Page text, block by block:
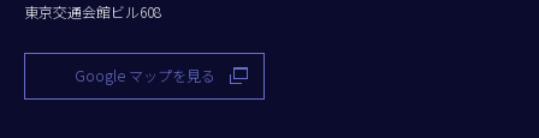
東京交通会館ビル608
Google マップを見る